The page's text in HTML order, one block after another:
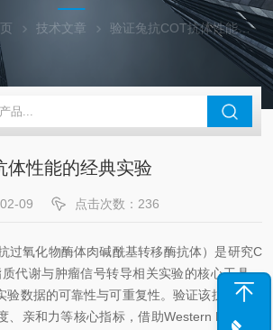
技术文章 验证兔抗COT抗体性能的经典实验
体性能的经典实验
09 点击次数：236
过氧化物酶体肉碱酰基转移酶抗体）是研究C
代谢与肿瘤信号转导相关实验的核心工具，
验数据的可靠性与可重复性。验证该抗体性能
、亲和力等核心指标，借助Western Blot（W